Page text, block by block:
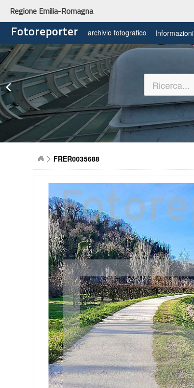
Regione Emilia-Romagna
Fotoreporter archivio fotografico Informazioni
FRER0035688